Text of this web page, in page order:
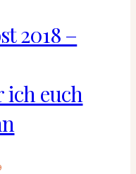
2018 –
ich euch